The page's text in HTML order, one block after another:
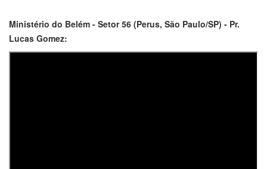
Ministério do Belém - Setor 56 (Perus, São Paulo/SP) - Pr.
Lucas Gomez: